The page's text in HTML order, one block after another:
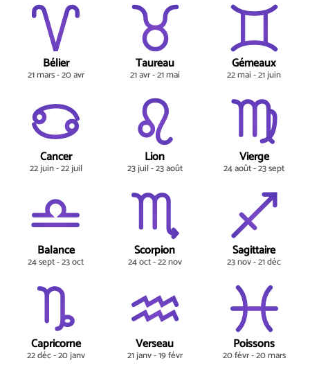
Bélier
21 mars - 20 avr
Taureau
21 avr - 21 mai
Gémeaux
22 mai - 21 juin
Cancer
22 juin - 22 juil
Lion
23 juil - 23 août
Vierge
24 août - 23 sept
Balance
24 sept - 23 oct
Scorpion
24 oct - 22 nov
Sagittaire
23 nov - 21 déc
Capricorne
22 déc - 20 janv
Verseau
21 janv - 19 févr
Poissons
20 févr - 20 mars